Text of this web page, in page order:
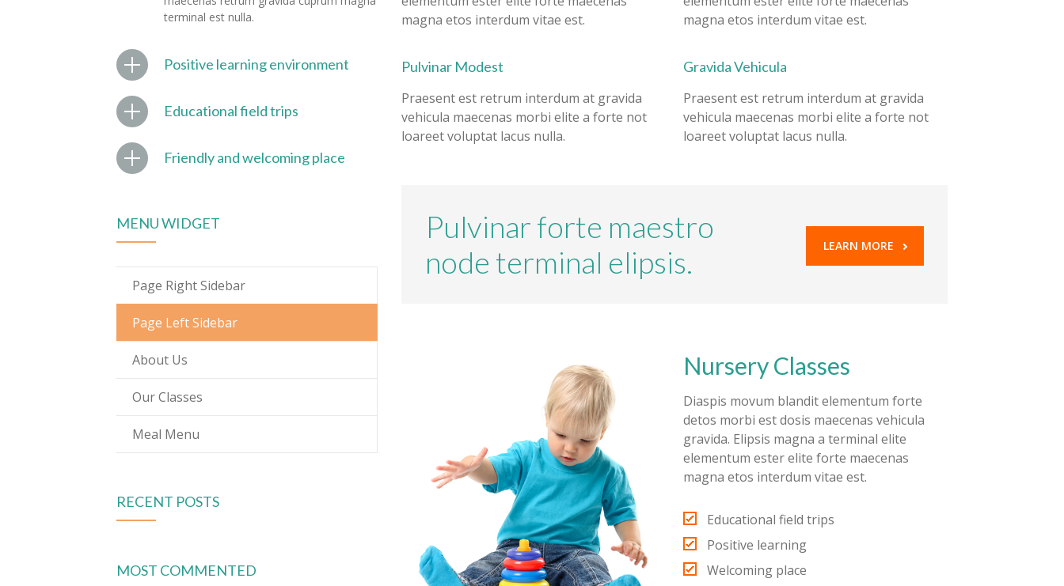
terminal est nulla.
Positive learning environment
Educational field trips
Friendly and welcoming place
MENU WIDGET
Page Right Sidebar
Page Left Sidebar
About Us
Our Classes
Meal Menu
RECENT POSTS
MOST COMMENTED
magna etos interdum vitae est.
Pulvinar Modest
Praesent est retrum interdum at gravida
vehicula maecenas morbi elite a forte not
loareet voluptat lacus nulla.
magna etos interdum vitae est.
Gravida Vehicula
Praesent est retrum interdum at gravida
vehicula maecenas morbi elite a forte not
loareet voluptat lacus nulla.
Pulvinar forte maestro
node terminal elipsis.
LEARN MORE
Nursery Classes
Diaspis movum blandit elementum forte
detos morbi est dosis maecenas vehicula
gravida. Elipsis magna a terminal elite
elementum ester elite forte maecenas
magna etos interdum vitae est.
Educational field trips
Positive learning
Welcoming place